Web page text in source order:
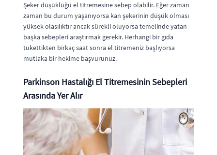
Şeker düşüklüğü el titremesine sebep olabilir. Eğer zaman
zaman bu durum yaşanıyorsa kan şekerinin düşük olması
yüksek olasılıktır ancak sürekli oluyorsa temelinde yatan
başka sebepleri araştırmak gerekir. Herhangi bir gıda
tükettikten birkaç saat sonra el titremeniz başlıyorsa
mutlaka bir hekime başvurunuz.
Parkinson Hastalığı El Titremesinin Sebepleri
Arasında Yer Alır